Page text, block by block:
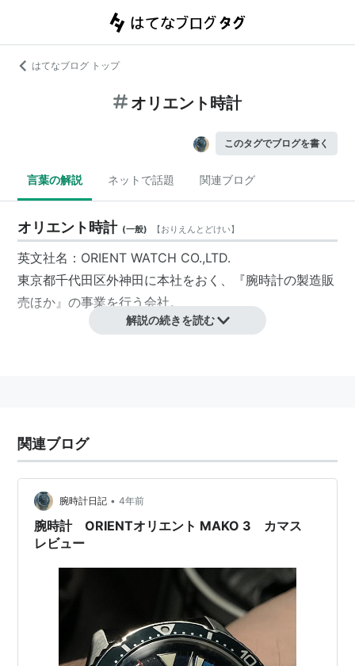
はてなブログ トップ
オリエント時計
このタグでブログを書く
言葉の解説 ネットで話題 関連ブログ
オリエント時計 (一般) 【おりえんとどけい】
英文社名：ORIENT WATCH CO.,LTD.
東京都千代田区外神田に本社をおく、『腕時計の製造販
売ほか』の事業を行う会社。
計製造に着手
1936年（昭和11年）、吉田時計店の腕時計工場として
「東京日野工場」を設立。
以後、軍需工場となる。終戦後、時計の製造を再開し
た。
1949年（昭和24年）、労働争議の長期化などにより
「日野工場」解散。
1950年（昭和25年）7月13日、「多摩計器株式会社
立。「日野工場」施設を借り受け操業を始める。
1951年（昭和26年）、「オリエント時計株式会社
社名を変更。
解説の続きを読む
関連ブログ
腕時計日記 • 4年前
腕時計 ORIENTオリエント MAKO 3 カマス
レビュー